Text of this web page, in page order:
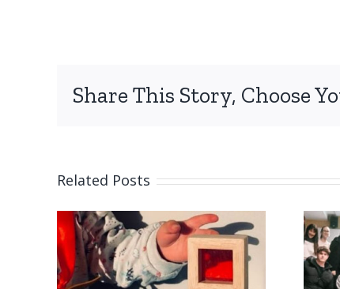
Share This Story, Choose
Related Posts
La família, on tot